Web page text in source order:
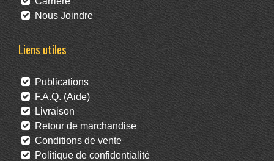
Nous Joindre
Liens utiles
Publications
F.A.Q. (Aide)
Livraison
Retour de marchandise
Conditions de vente
Politique de confidentialité